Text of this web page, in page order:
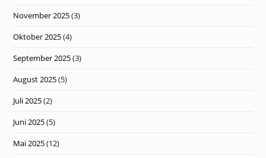
November 2025(3)
Oktober 2025(4)
September 2025(3)
August 2025(5)
Juli 2025(2)
Juni 2025(5)
Mai 2025(12)